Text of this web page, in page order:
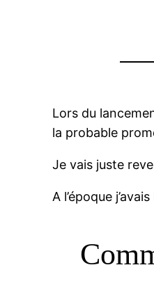
Lors du
la probable
Je vais juste
A l’époque